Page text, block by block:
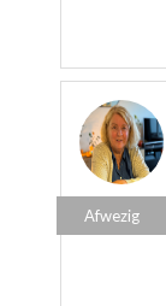
Afwezig